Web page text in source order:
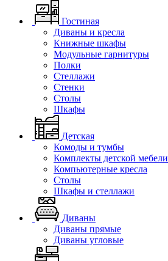
Гостиная
Диваны и кресла
Книжные шкафы
Модульные гарнитуры
Полки
Стеллажи
Стенки
Столы
Шкафы
Детская
Комоды и тумбы
Комплекты детской мебели
Компьютерные кресла
Столы
Шкафы и стеллажи
Диваны
Диваны прямые
Диваны угловые